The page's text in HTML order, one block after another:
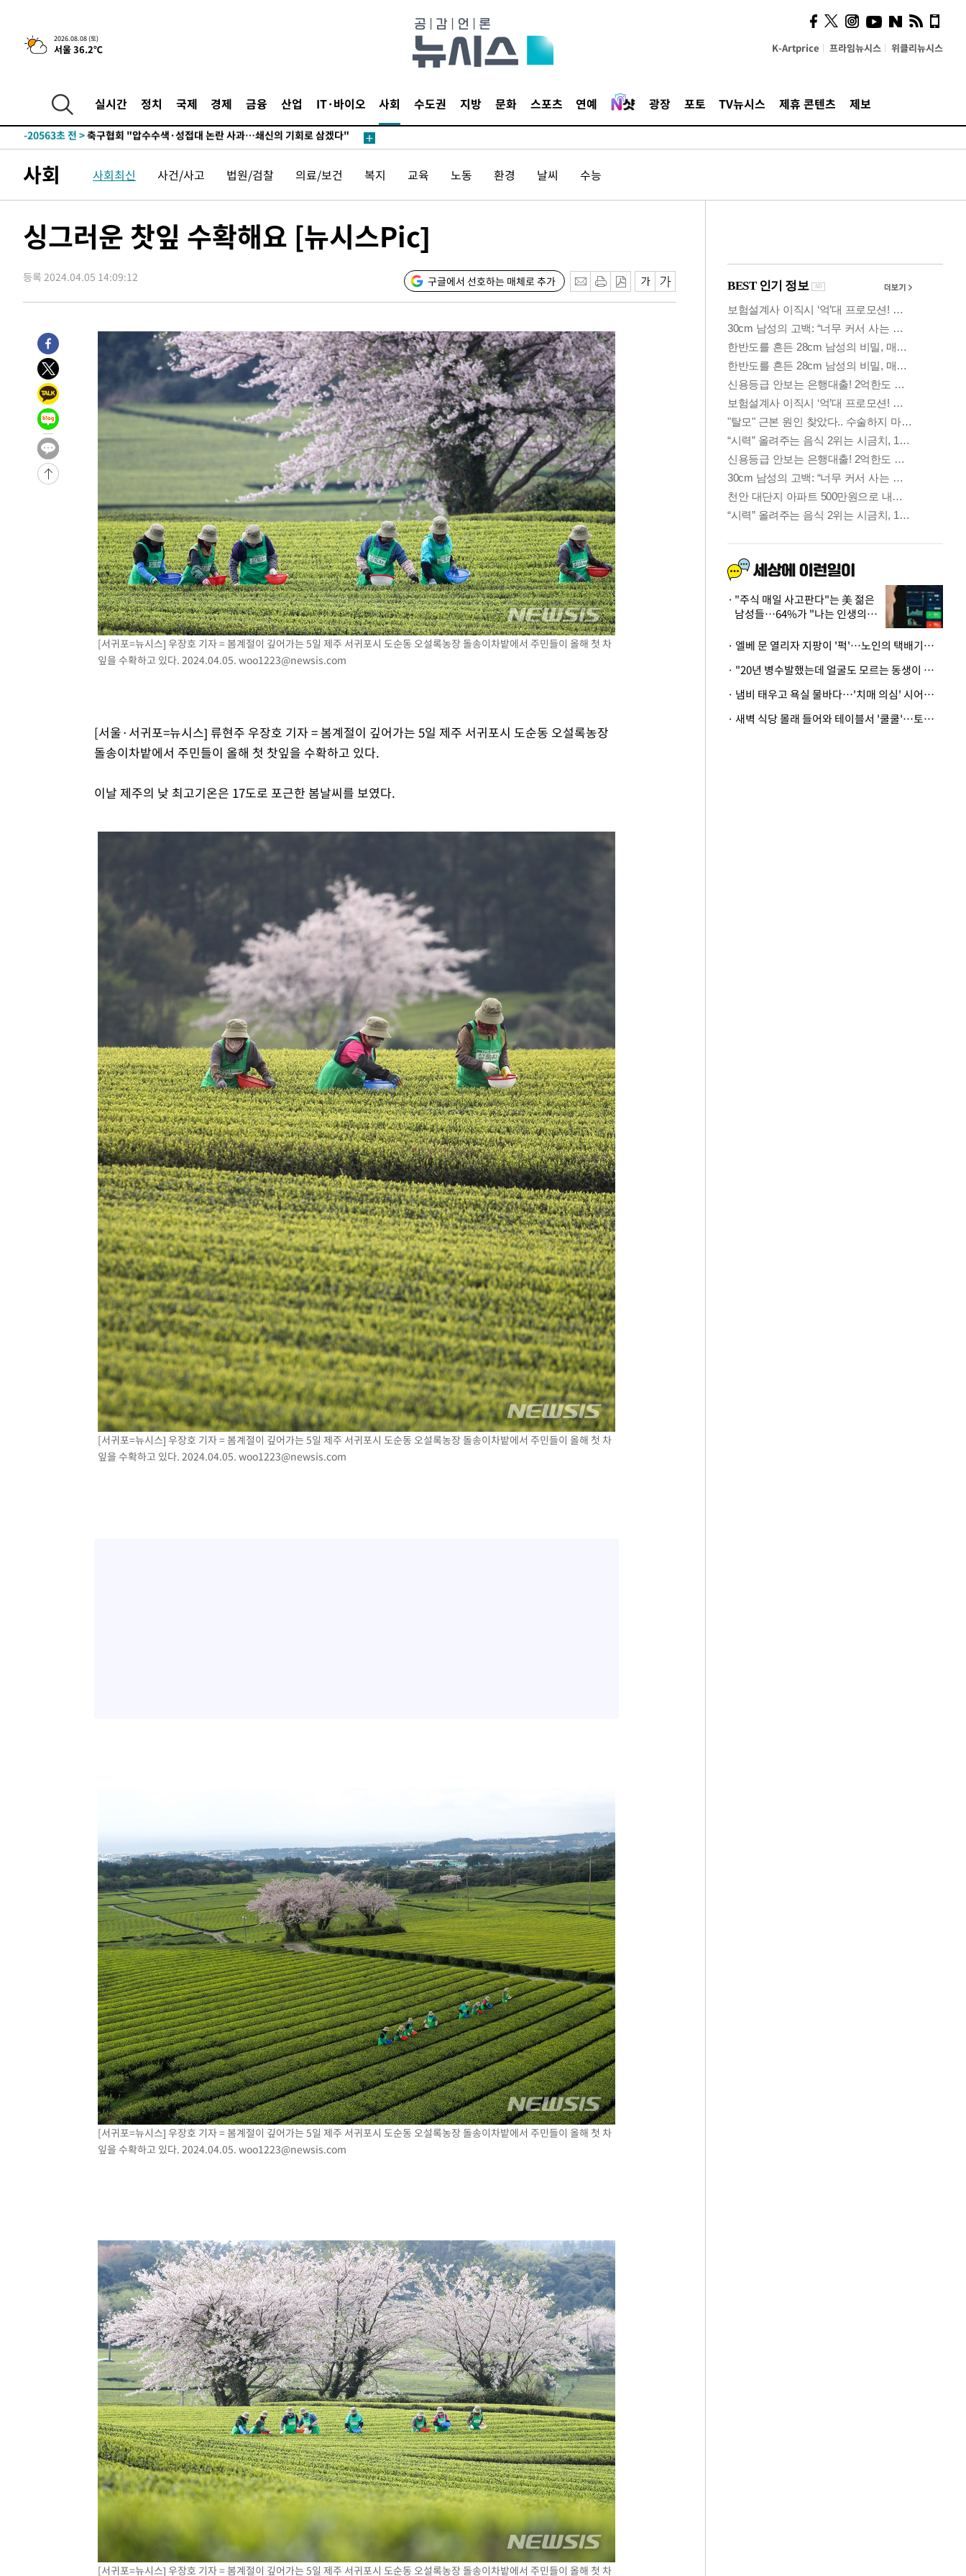
2026.08.08 (토)
서울 36.2℃ K-Artprice 프라임뉴시스 위클리뉴시스
실시간 정치 국제 경제 금융 산업 IT·바이오 사회 수도권 지방 문화 스포츠 연예 광장 포토 TV뉴시스 제휴 콘텐츠 제보
-30388초 전 >선재도서 해루질 나섰다 실종 60대, 닷새 만에 숨진 채 발견
-27922초 전 >남자 농구, 나고야 아시안게임서 '홈팀' 일본과 한일전
-23525초 전 >
극한폭염 한풀 꺾이지만…'낮 최고 35도' 무더위, 열대야 계속[다음
주 날씨]
-20543초 전 >
-19060초 전 >[속보]'압수수색·성접대 논란' 축구협회 "실망과 걱정 안겨드려 죄
-807초 전 >
[속보]뉴욕증시 상승 마감…S&P 0.6% 나스닥 1.3%↑
-30408초 전 >선재도서 해루질 나섰다 실종 60대, 닷새 만에 숨진 채 발견
-27318초 전 >여수 오동도 해상서 모터보트 전복…1명 사망·1명 실종
주 날씨]
-20563초 전 >축구협회 "압수수색·성접대 논란 사과…쇄신의 기회로 삼겠다"
-19080초 전 >[속보]'압수수색·성접대 논란' 축구협회 "실망과 걱정 안겨드려 죄
-827초 전 >
[속보]뉴욕증시 상승 마감…S&P 0.6% 나스닥 1.3%↑
사회 사회최신 사건/사고 법원/검찰 의료/보건 복지 교육 노동 환경 날씨 수능
싱그러운 찻잎 수확해요 [뉴시스Pic]
등록 2024.04.05 14:09:12 구글에서 선호하는 매체로 추가
[서귀포=뉴시스] 우장호 기자 = 봄계절이 깊어가는 5일 제주 서귀포시 도순동 오설록농장 돌송이차밭에서 주민들이 올해 첫 차
잎을 수확하고 있다. 2024.04.05. woo1223@newsis.com
[서울·서귀포=뉴시스] 류현주 우장호 기자 = 봄계절이 깊어가는 5일 제주 서귀포시 도순동 오설록농장
돌송이차밭에서 주민들이 올해 첫 찻잎을 수확하고 있다.
이날 제주의 낮 최고기온은 17도로 포근한 봄날씨를 보였다.
[서귀포=뉴시스] 우장호 기자 = 봄계절이 깊어가는 5일 제주 서귀포시 도순동 오설록농장 돌송이차밭에서 주민들이 올해 첫 차
잎을 수확하고 있다. 2024.04.05. woo1223@newsis.com
[서귀포=뉴시스] 우장호 기자 = 봄계절이 깊어가는 5일 제주 서귀포시 도순동 오설록농장 돌송이차밭에서 주민들이 올해 첫 차
잎을 수확하고 있다. 2024.04.05. woo1223@newsis.com
[서귀포=뉴시스] 우장호 기자 = 봄계절이 깊어가는 5일 제주 서귀포시 도순동 오설록농장 돌송이차밭에서 주민들이 올해 첫 차
사이 해답 찾았죠"…알을
깨고 나온 '초자아'
"주식 매일 사고판다"는 美 젊은
남성들…64%가 "나는 인생의
· 엘베 문 열리자 지팡이 '퍽'…노인의 택배기사 폭행 이유
· "20년 병수발했는데 얼굴도 모르는 동생이 유산 절반을"…배다른 형제 상속권 있을까
· 냄비 태우고 욕실 물바다…'치매 의심' 시어머니 검사 권유했다가 '날벼락'
· 새벽 식당 몰래 들어와 테이블서 '쿨쿨'…토사물 남기고 사라진 남성